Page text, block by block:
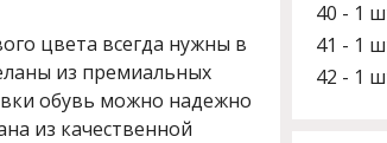
цвета всегда нужны в
из премиальных
обувь можно надежно
из качественной
40 - 1
41 - 1
42 - 1